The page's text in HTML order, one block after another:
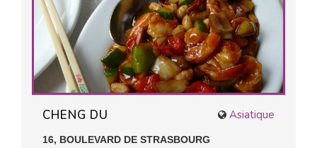
Asiatique
CHENG DU
16, BOULEVARD DE STRASBOURG